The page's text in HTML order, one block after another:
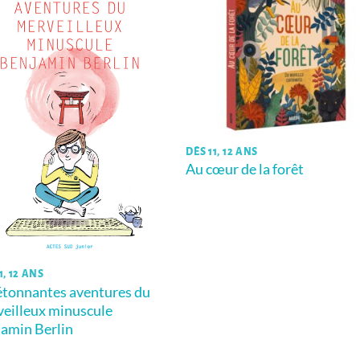
12 ANS
aventures du
minuscule
Berlin
DÈS 11, 12 ANS
Au cœur de la forêt